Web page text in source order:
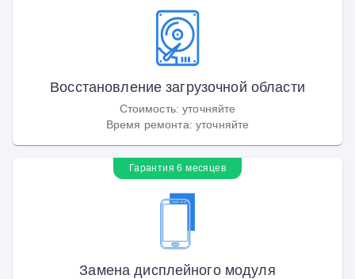
Восстановление загрузочной области
Стоимость:уточняйте
Время ремонта: уточняйте
Гарантия 6 месяцев
Замена дисплейного модуля